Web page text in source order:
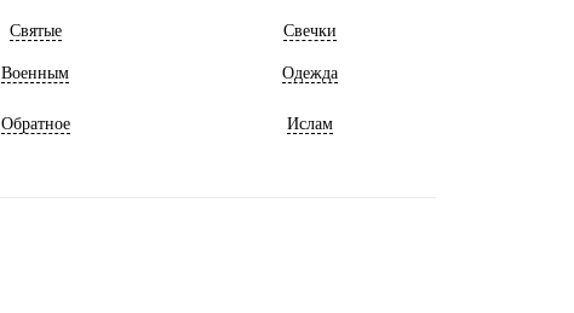
Святые Свечки
Военным Одежда
Обратное Ислам